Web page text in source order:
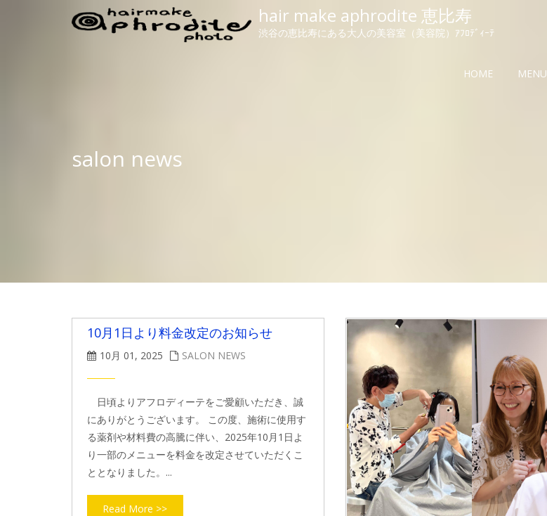
hair make aphrodite 恵比寿
渋谷の恵比寿にある大人の美容室（美容院）ｱﾌﾛﾃﾞｨｰﾃ
HOME MENU
salon news
10月1日より料金改定のお知らせ
10月 01, 2025 SALON NEWS
日頃よりアフロディーテをご愛顧いただき、誠
にありがとうございます。 この度、施術に使用す
る薬剤や材料費の高騰に伴い、2025年10月1日よ
り一部のメニューを料金を改定させていただくこ
ととなりました。...
Read More >>